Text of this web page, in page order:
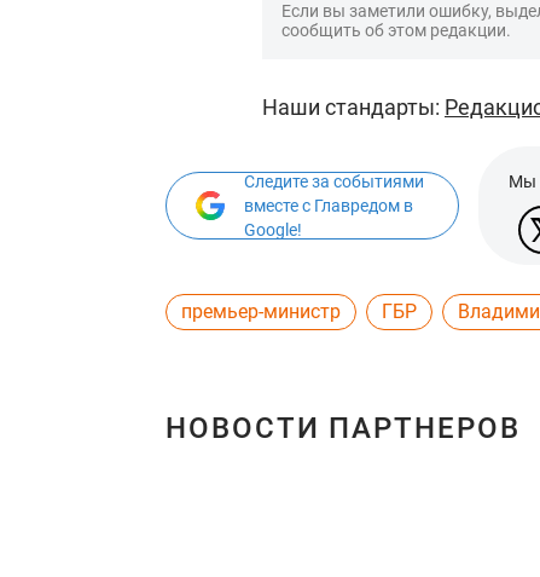
Если вы заметили ошибку,
сообщить об этом редакции.
Наши стандарты:
Следите за событиями
вместе с Главредом в
Google!
Мы
премьер-министр ГБР
НОВОСТИ ПАРТНЕРОВ